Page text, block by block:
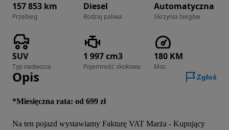
157 853 km
Przebieg
Diesel
Rodzaj paliwa
Automatyczna
Skrzynia biegów
SUV
Typ nadwozia
1 997 cm3
Pojemność skokowa
180 KM
Moc
Opis Zgłoś
*Miesięczna rata: od 699 zł
Na ten pojazd wystawiamy Fakturę VAT Marża - Kupujący